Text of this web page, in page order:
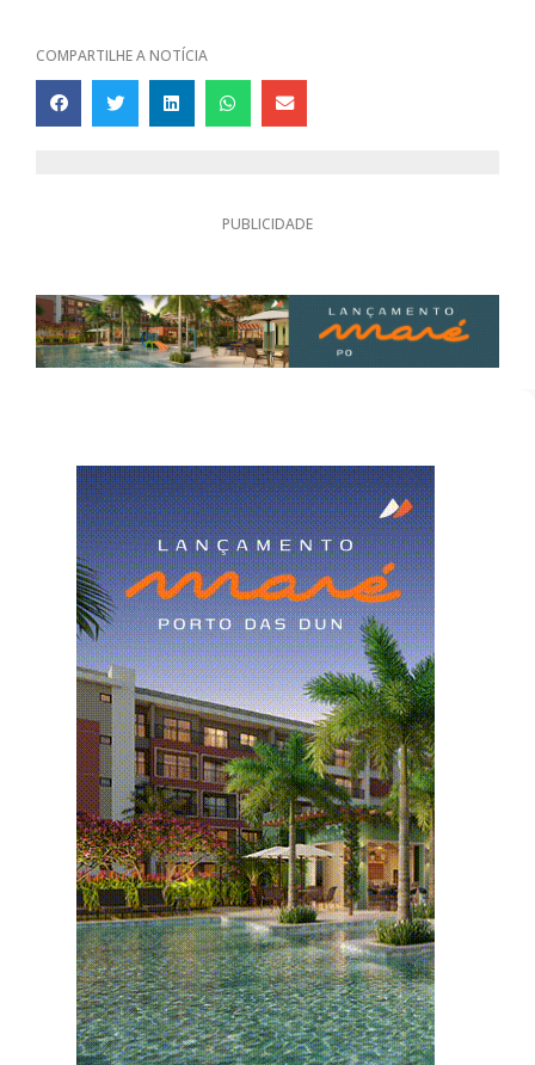
COMPARTILHE A NOTÍCIA
PUBLICIDADE